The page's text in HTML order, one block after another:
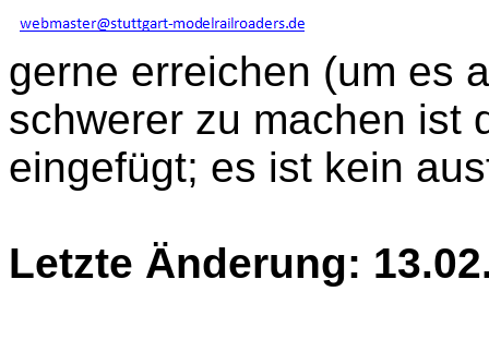
gerne erreichen (um es
schwerer zu machen ist
eingefügt; es ist kein
Letzte Änderung: